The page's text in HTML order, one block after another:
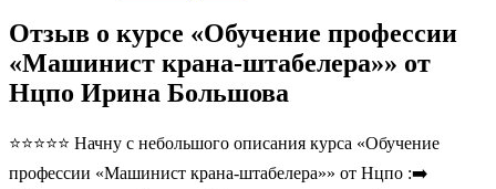
Отзыв о курсе «Обучение профессии
«Машинист крана-штабелера»» от
Нцпо Ирина Большова
⭐⭐⭐⭐⭐ Начну с небольшого описания курса «Обучение
профессии «Машинист крана-штабелера»» от Нцпо :➡️